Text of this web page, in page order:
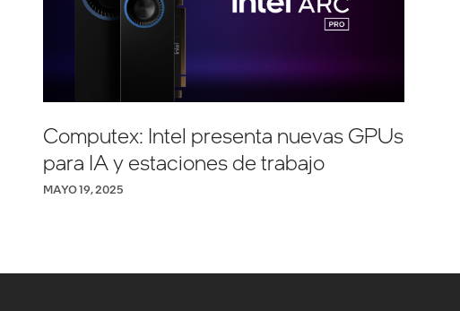
Computex: Intel presenta nuevas GPUs
para IA y estaciones de trabajo
MAYO 19, 2025